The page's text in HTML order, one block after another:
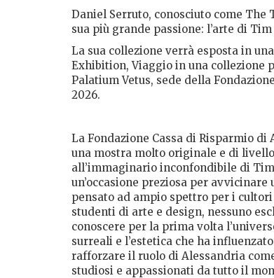
Daniel Serruto, conosciuto come
sua più grande passione: l’arte di
La sua collezione verrà esposta in
Exhibition, Viaggio in una collezione
Palatium Vetus, sede della
2026.
La Fondazione Cassa di Risparmio
una mostra molto originale e di
all’immaginario inconfondibile di
un’occasione preziosa per
pensato ad ampio spettro per i
studenti di arte e design, nessuno
conoscere per la prima volta
surreali e l’estetica che ha
rafforzare il ruolo di Alessandria
studiosi e appassionati da tutto il